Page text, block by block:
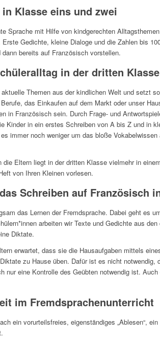
Klasse eins und zwei
Sprache mit Hilfe von kindgerechten
Gedichte, kleine Dialoge und die Zahlen bis
bereits auf Französisch vorstellen.
in der dritten Klasse
Themen aus der kindlichen Welt und setzt
das Einkaufen auf dem Markt oder unser
in Französisch sein. Durch Frage- und
Kinder in ein erstes Schreiben von A bis Z und in
immer noch weniger um das bloße
die Eltern liegt in der dritten Klasse vielmehr in
von Ihren Kleinen vorlesen.
Schreiben auf Französisch
das Lernen der Fremdsprache. Dabei geht es
arbeiten wir Texte und Gedichte aus
Diktate.
erwartet, dass sie die Hausaufgaben mittels
zu Hause üben. Dafür ist es nicht
nur eine Kontrolle des Geübten notwendig ist.
im Fremdsprachenunterricht
ein vorurteilsfreies, eigenständiges „Ablesen“,